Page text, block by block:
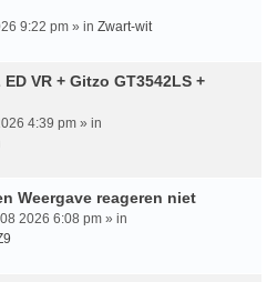
9:22 pm » in Zwart-wit
VR + Gitzo GT3542LS +
4:39 pm » in
Weergave reageren niet
2026 6:08 pm » in